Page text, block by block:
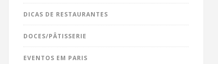
DICAS DE RESTAURANTES
DOCES/PÂTISSERIE
EVENTOS EM PARIS